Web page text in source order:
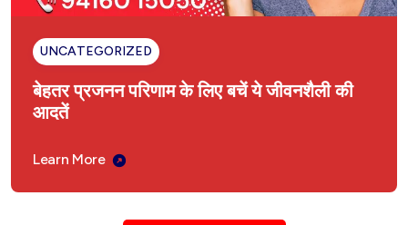
Hysteria Ayurvedic Treatment
Ayurvedic Treatment in Ambala Cantt
Haryana
अंबाला कैंट, हरियाणा में आयुर्वेदिक उपचार
UNCATEGORIZED
बेहतर प्रजनन परिणाम के लिए बचें ये जीवनशैली की
आदतें
Learn More